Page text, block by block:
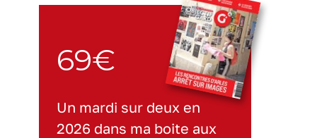
69€
Un mardi sur deux en
2026 dans ma boite aux